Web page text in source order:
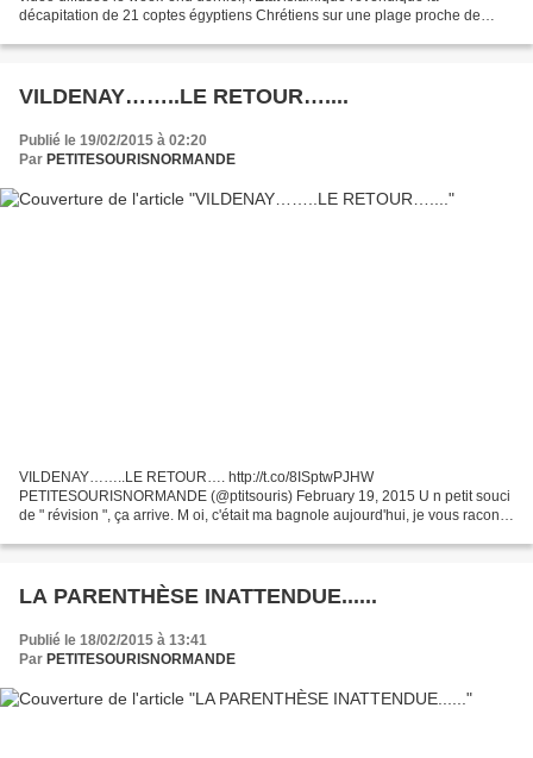
décapitation de 21 coptes égyptiens Chrétiens sur une plage proche de
VILDENAY……..LE RETOUR…....
Publié le 19/02/2015 à 02:20
Par PETITESOURISNORMANDE
VILDENAY……..LE RETOUR…. http://t.co/8ISptwPJHW
PETITESOURISNORMANDE (@ptitsouris) February 19, 2015 U n petit souci
de " révision ", ça arrive. M oi, c'était ma bagnole aujourd'hui, je vous raconte
LA PARENTHÈSE INATTENDUE......
Publié le 18/02/2015 à 13:41
Par PETITESOURISNORMANDE